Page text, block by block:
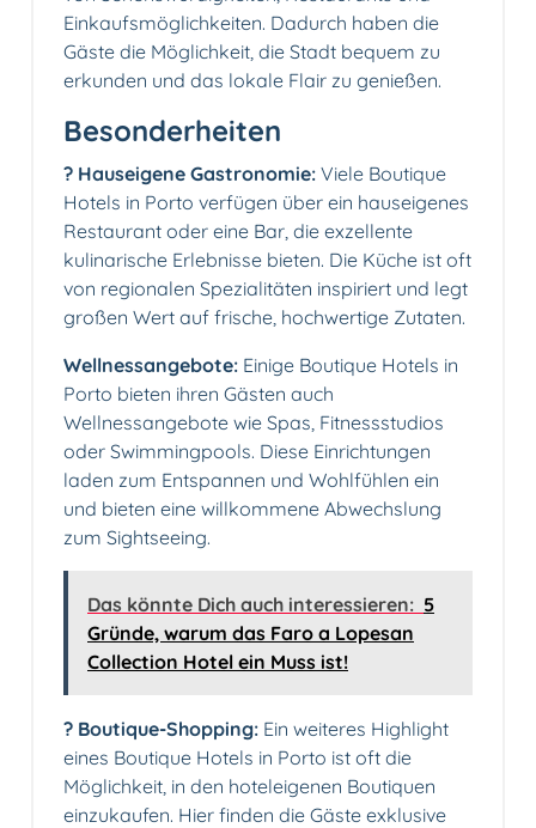
Einkaufsmöglichkeiten. Dadurch haben die
Gäste die Möglichkeit, die Stadt bequem zu
erkunden und das lokale Flair zu genießen.
Besonderheiten
?️ Hauseigene Gastronomie: Viele Boutique
Hotels in Porto verfügen über ein hauseigenes
Restaurant oder eine Bar, die exzellente
kulinarische Erlebnisse bieten. Die Küche ist oft
von regionalen Spezialitäten inspiriert und legt
großen Wert auf frische, hochwertige Zutaten.
Wellnessangebote: Einige Boutique Hotels in
Porto bieten ihren Gästen auch
Wellnessangebote wie Spas, Fitnessstudios
oder Swimmingpools. Diese Einrichtungen
laden zum Entspannen und Wohlfühlen ein
und bieten eine willkommene Abwechslung
zum Sightseeing.
Das könnte Dich auch interessieren: 5
Gründe, warum das Faro a Lopesan
Collection Hotel ein Muss ist!
?️ Boutique-Shopping: Ein weiteres Highlight
eines Boutique Hotels in Porto ist oft die
Möglichkeit, in den hoteleigenen Boutiquen
einzukaufen. Hier finden die Gäste exklusive